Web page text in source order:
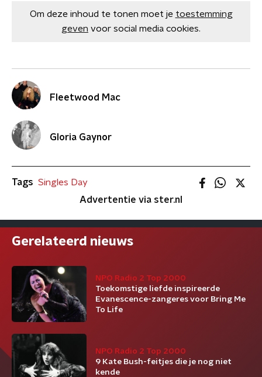
Om deze inhoud te tonen moet je toestemming
geven voor social media cookies.
Fleetwood Mac
Gloria Gaynor
Tags Singles Day
Advertentie via ster.nl
Gerelateerd nieuws
NPO Radio 2 Top 2000
Toekomstige liefde inspireerde
Evanescence-zangeres voor Bring Me
To Life
NPO Radio 2 Top 2000
9 Kate Bush-feitjes die je nog niet
kende